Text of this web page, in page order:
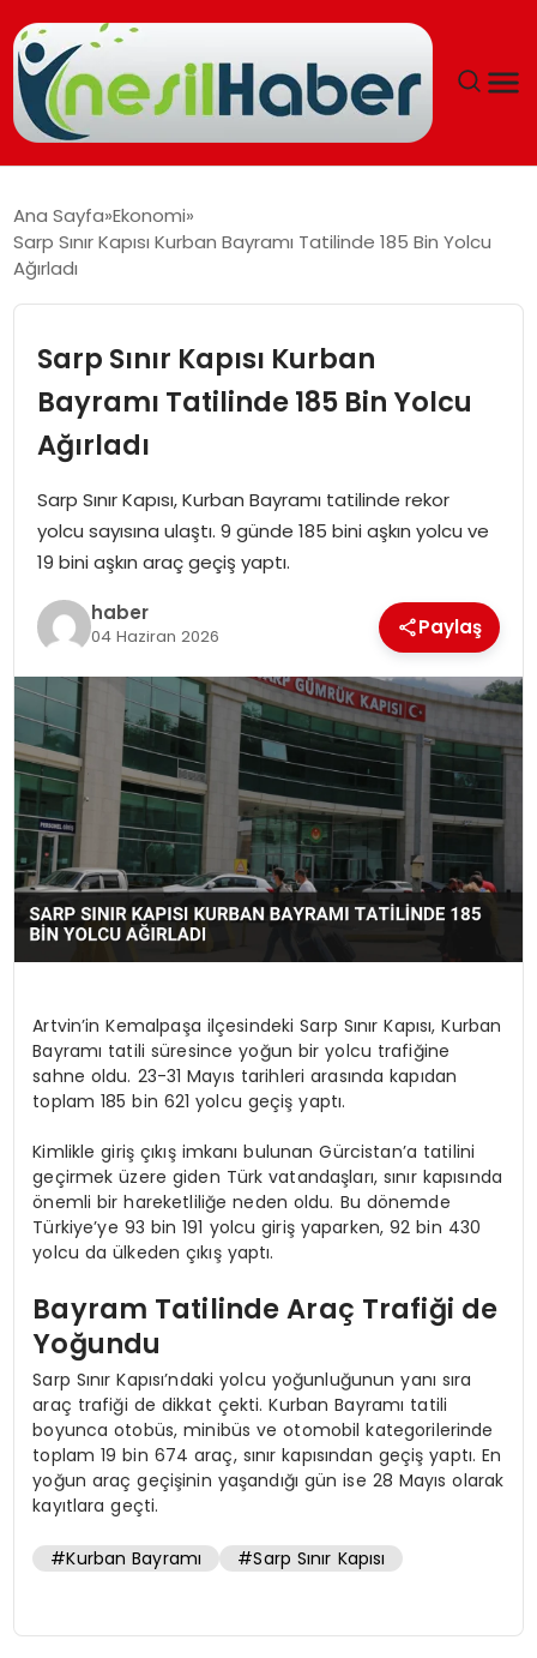
GÜNCEL
EĞITIM
SOSYAL HABER
SPOR
EKONOMI
MAGAZIN
TEKNOLOJI
Ana Sayfa Ekonomi
Sarp Sınır Kapısı Kurban Bayramı Tatilinde 185 Bin Yolcu
Ağırladı
Sarp Sınır Kapısı Kurban
Bayramı Tatilinde 185 Bin Yolcu
Ağırladı
Sarp Sınır Kapısı, Kurban Bayramı tatilinde rekor
yolcu sayısına ulaştı. 9 günde 185 bini aşkın yolcu ve
19 bini aşkın araç geçiş yaptı.
haber
04 Haziran 2026 Paylaş
Artvin’in Kemalpaşa ilçesindeki Sarp Sınır Kapısı, Kurban
Bayramı tatili süresince yoğun bir yolcu trafiğine
sahne oldu. 23-31 Mayıs tarihleri arasında kapıdan
toplam 185 bin 621 yolcu geçiş yaptı.
Kimlikle giriş çıkış imkanı bulunan Gürcistan’a tatilini
geçirmek üzere giden Türk vatandaşları, sınır kapısında
önemli bir hareketliliğe neden oldu. Bu dönemde
Türkiye’ye 93 bin 191 yolcu giriş yaparken, 92 bin 430
yolcu da ülkeden çıkış yaptı.
Bayram Tatilinde Araç Trafiği de
Yoğundu
Sarp Sınır Kapısı’ndaki yolcu yoğunluğunun yanı sıra
araç trafiği de dikkat çekti. Kurban Bayramı tatili
boyunca otobüs, minibüs ve otomobil kategorilerinde
toplam 19 bin 674 araç, sınır kapısından geçiş yaptı. En
yoğun araç geçişinin yaşandığı gün ise 28 Mayıs olarak
kayıtlara geçti.
#Kurban Bayramı #Sarp Sınır Kapısı